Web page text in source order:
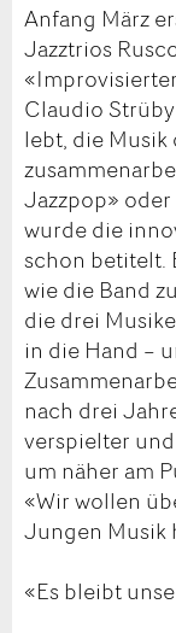
Anfang März
Jazztrios
Claudio
lebt, die Musik
Jazzpop»
wurde die
schon betitelt.
wie die Band
die drei
in die Hand –
nach drei
verspielter
um näher am
«Wir wollen
Jungen Musik
«Es bleibt